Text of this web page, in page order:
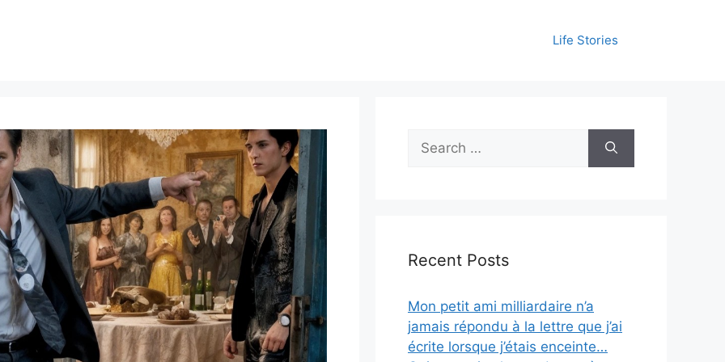
Life Stories
Search
for:
Recent Posts
Mon petit ami milliardaire n’a
jamais répondu à la lettre que j’ai
écrite lorsque j’étais enceinte…